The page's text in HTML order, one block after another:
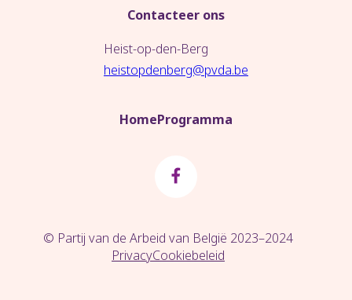
Contacteer ons
Heist-op-den-Berg
heistopdenberg@pvda.be
HomeProgramma
© Partij van de Arbeid van België 2023–2024
PrivacyCookiebeleid